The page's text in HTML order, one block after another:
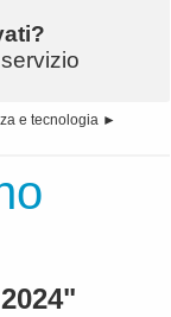
e tecnologia ►